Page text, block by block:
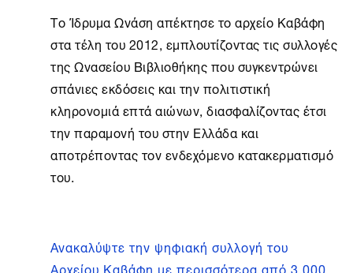
ΤοΊδρυμα Ωνάση απέκτησε το αρχείο Καβάφη
στα τέλη του 2012, εμπλουτίζοντας τις συλλογές
της Ωνασείου Βιβλιοθήκης που συγκεντρώνει
σπάνιες εκδόσεις και την πολιτιστική
κληρονομιά επτά αιώνων, διασφαλίζοντας έτσι
την παραμονή του στην Ελλάδα και
αποτρέποντας τον ενδεχόμενο κατακερματισμό
του.
Ανακαλύψτε την ψηφιακή συλλογή του